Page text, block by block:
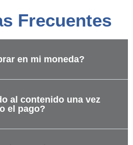
Frecuentes
en mi moneda?
al contenido una vez
el pago?